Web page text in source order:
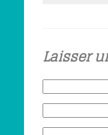
Laisser